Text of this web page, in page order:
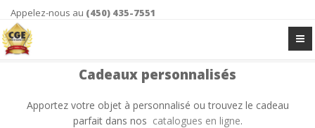
Appelez-nous au (450) 435-7551
Cadeaux personnalisés
Apportez votre objet à personnalisé ou trouvez le cadeau
parfait dans nos catalogues en ligne.